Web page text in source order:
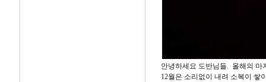
안녕하세요 도반님들. 올해의 마
12월은 소리없이 내려 소복이 쌓